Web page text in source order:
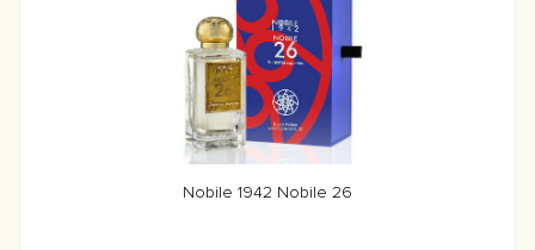
Nobile 1942 Nobile 26